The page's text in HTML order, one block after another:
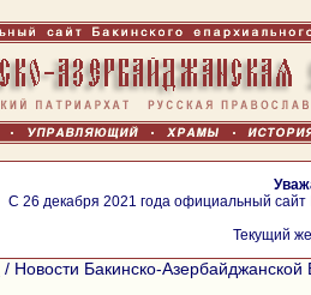
С 26 декабря 2021 года официальный
Текущий
/ Новости Бакинско-Азербайджанской